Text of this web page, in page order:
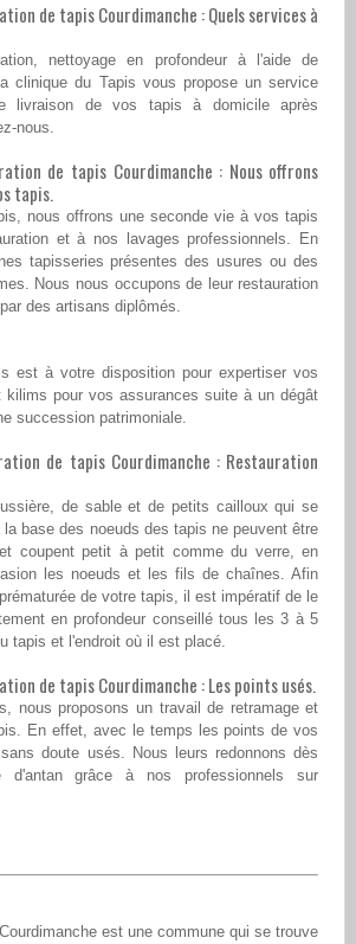
de tapis Courdimanche : Quels services à
nettoyage en profondeur à l'aide de
clinique du Tapis vous propose un service
livraison de vos tapis à domicile après
nous.
de tapis Courdimanche : Nous offrons
tapis.
nous offrons une seconde vie à vos tapis
et à nos lavages professionnels. En
tapisseries présentes des usures ou des
Nous nous occupons de leur restauration
des artisans diplômés.
est à votre disposition pour expertiser vos
kilims pour vos assurances suite à un dégât
succession patrimoniale.
de tapis Courdimanche : Restauration
de sable et de petits cailloux qui se
base des noeuds des tapis ne peuvent être
coupent petit à petit comme du verre, en
les noeuds et les fils de chaînes. Afin
de votre tapis, il est impératif de le
en profondeur conseillé tous les 3 à 5
tapis et l'endroit où il est placé.
de tapis Courdimanche : Les points usés.
nous proposons un travail de retramage et
En effet, avec le temps les points de vos
doute usés. Nous leurs redonnons dès
d'antan grâce à nos professionnels sur
Courdimanche est une commune qui se trouve